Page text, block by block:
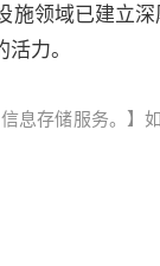
施领域已建立
力。
息存储服务。